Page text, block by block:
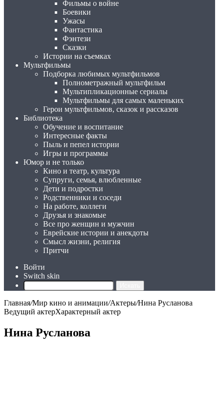
Фильмы о войне
Боевики
Ужасы
Фантастика
Фэнтези
Сказки
Истории на съемках
Мультфильмы
Подборка любимых мультфильмов
Полнометражный мультфильм
Мультипликационные сериалы
Мультфильмы для самых маленьких
Герои мультфильмов, сказок и рассказов
Библиотека
Обучение и воспитание
Интересные факты
Пыль и пепел истории
Игры и программы
Юмор и не только
Кино и театр, культура
Супруги, семья, влюбленные
Дети и подростки
Родственники и соседи
На работе, коллеги
Друзья и знакомые
Все про женщин и мужчин
Еврейские истории и анекдоты
Смысл жизни, религия
Притчи
Войти
Switch skin
Главная/Мир кино и анимации/Актеры/Нина Русланова
Ведущий актерХарактерный актер
Нина Русланова